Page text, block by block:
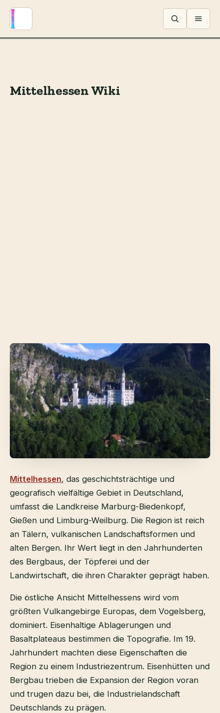
Menü
Mittelhessen Wiki
Mittelhessen, das geschichtsträchtige und
geografisch vielfältige Gebiet in Deutschland,
umfasst die Landkreise Marburg-Biedenkopf,
Gießen und Limburg-Weilburg. Die Region ist reich
an Tälern, vulkanischen Landschaftsformen und
alten Bergen. Ihr Wert liegt in den Jahrhunderten
des Bergbaus, der Töpferei und der
Landwirtschaft, die ihren Charakter geprägt haben.
Die östliche Ansicht Mittelhessens wird vom
größten Vulkangebirge Europas, dem Vogelsberg,
dominiert. Eisenhaltige Ablagerungen und
Basaltplateaus bestimmen die Topografie. Im 19.
Jahrhundert machten diese Eigenschaften die
Region zu einem Industriezentrum. Eisenhütten und
Bergbau trieben die Expansion der Region voran
und trugen dazu bei, die Industrielandschaft
Deutschlands zu prägen.